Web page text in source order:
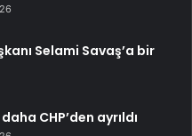
Selami Savaş’a bir
CHP’den ayrıldı